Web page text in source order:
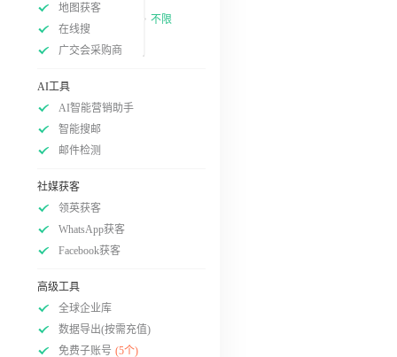
地图获客
在线搜
广交会采购商
不限
AI工具
AI智能营销助手
智能搜邮
邮件检测
社媒获客
领英获客
WhatsApp获客
Facebook获客
高级工具
全球企业库
数据导出(按需充值)
免费子账号 (5个)